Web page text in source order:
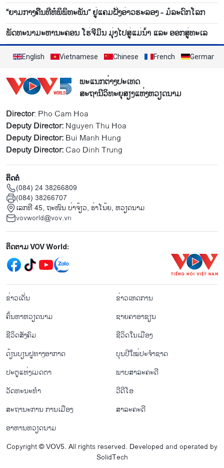
“ຍາມກາງ​ຄືນ​ທີ່​ຫໍ​ພິ​ພິ​ທະ​ພັນ” ຢູ່ແຄມຝັ່ງ​ອ່າວ​ຮະ​ລອງ - ​ມໍ​ລະ​ດົກໂລກ
ພັດທະນາມະຫານະຄອນ ໂຮ່ຈີມິນ ມຸ່ງໄປສູ່ແມ່ນ້ຳ ແລະ ອອກສູ່ທະເລ
English Vietnamese Chinese French German
ພະແນກຕ່າງປະເທດ
ສະຖານີວິທະຍຸສຽງແຫ່ງຫວຽດນາມ
Director: Pho Cam Hoa
Deputy Director:Nguyen Thu Hoa
Deputy Director:Bui Manh Hung
Deputy Director:Cao Dinh Trung
ຕິດຕໍ່
(084) 24 38266809
(084) 38266707
ເລກທີ 45, ຖະໜົນ ບ່າ​ຈ້ຽວ, ຮ່າ​ໂນ້ຍ, ຫວຽດນາມ
vovworld@vov.vn
Mạng xã hội
ຕິດຕາມ VOV World:
menu footer tiếng Lào
ຂ່າວເດັ່ນ
ຂ່າວເຫດການ
ຄົ້ນຫາຫວຽດນາມ
ຊາຍຄາອາຊຽນ
ຊີ​ວິດ​ສັງ​ຄົມ
ຊີ​ວິດ​ໃນ​ເມືອງ
ດ້ຽນບຽນ​ຝູທາງ​ອາກາດ
ບຸນປີໃໝ່ປະຈຳຊາດ
ປະຕູແຫ່ງເມດຕາ
ພາບສາລະຄະດີ
ວັດທະນະທໍາ
ວີດີໂອ
ສະຖານະການ ການເມືອງ
ສາລະຄະດີ
ອາຫານຫວຽດນາມ
Copyright © VOV5. All rights reserved. Developed and operated by
SolidTech